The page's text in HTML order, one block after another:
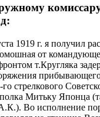
1919 г. я получил
от
т.Кругляка
стрелкового
Митьку Японца
Во исполнение